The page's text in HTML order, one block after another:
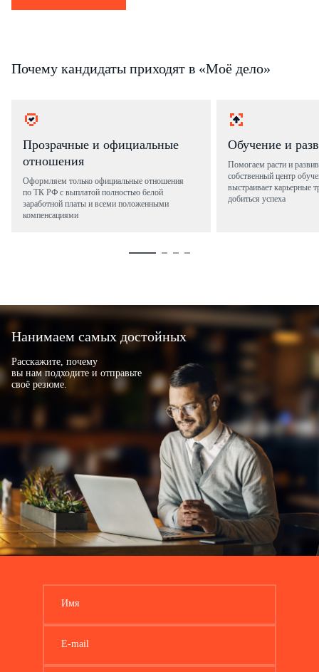
Почему кандидаты приходят в «Моё дело»
Прозрачные и официальные
отношения
Оформляем только официальные отношения
по ТК РФ с выплатой полностью белой
заработной платы и всеми положенными
компенсациями
Обучение и
Помогаем расти и
собственный центр
выстраивает карьерные
добиться успеха
Нанимаем самых достойных
Расскажите, почему
вы нам подходите и отправьте
своё резюме.
Имя
E-mail